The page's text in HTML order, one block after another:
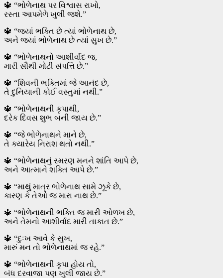
🔱 “ભોળેનાથ પર વિશ્વાસ રાખો,
રસ્તા આપમેળે ખુલી જશે.”
🔱 “જ્યાં ભક્તિ છે ત્યાં ભોળેનાથ છે,
અને જ્યાં ભોળેનાથ છે ત્યાં સુખ છે.”
🔱 “ભોળેનાથનો આશીર્વાદ જ,
મારી સૌથી મોટી સંપત્તિ છે.”
🔱 “શિવની ભક્તિમાં જે આનંદ છે,
તે દુનિયાની કોઈ વસ્તુમાં નથી.”
🔱 “ભોળેનાથની કૃપાથી,
દરેક દિવસ શુભ બની જાય છે.”
🔱 “જે ભોળેનાથને માને છે,
તે ક્યારેય નિરાશ થતો નથી.”
🔱 “ભોળેનાથનું સ્મરણ મનને શાંતિ આપે છે,
અને આત્માને શક્તિ આપે છે.”
🔱 “માથું માત્ર ભોળેનાથ સામે ઝૂકે છે,
કારણ કે તેઓ જ મારા નાથ છે.”
🔱 “ભોળેનાથની ભક્તિ જ મારી ઓળખ છે,
અને તેમનો આશીર્વાદ મારી તાકાત છે.”
🔱 “દુઃખ આવે કે સુખ,
મારું મન તો ભોળેનાથમાં જ રહે.”
🔱 “ભોળેનાથની કૃપા હોય તો,
બંધ દરવાજા પણ ખુલી જાય છે.”